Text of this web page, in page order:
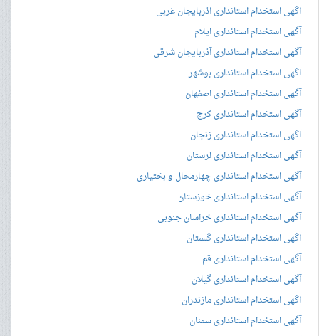
آگهی استخدام استانداری آذربایجان غربی
آگهی استخدام استانداری ایلام
آگهی استخدام استانداری آذربایجان شرقی
آگهی استخدام استانداری بوشهر
آگهی استخدام استانداری اصفهان
آگهی استخدام استانداری کرج
آگهی استخدام استانداری زنجان
آگهی استخدام استانداری لرستان
آگهی استخدام استانداری چهارمحال و بختیاری
آگهی استخدام استانداری خوزستان
آگهی استخدام استانداری خراسان جنوبی
آگهی استخدام استانداری گلستان
آگهی استخدام استانداری قم
آگهی استخدام استانداری گیلان
آگهی استخدام استانداری مازندران
آگهی استخدام استانداری سمنان